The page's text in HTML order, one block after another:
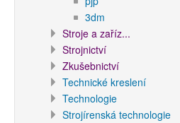
3dm
Stroje a zaříz...
Strojnictví
Zkušebnictví
Technické kreslení
Technologie
Strojírenská technologie